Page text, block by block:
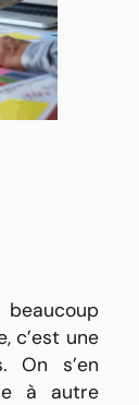
c’est une
On s’en
à autre